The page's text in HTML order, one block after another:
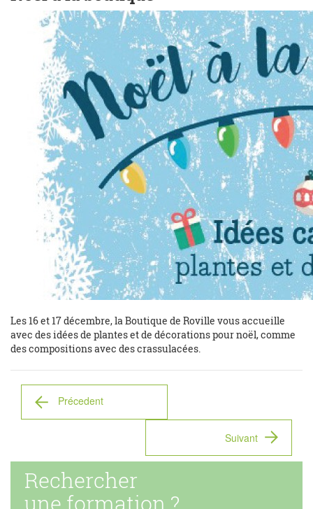
Les 16 et 17 décembre, la Boutique de Roville vous accueille
avec des idées de plantes et de décorations pour noël, comme
des compositions avec des crassulacées.
Précedent
Suivant
Rechercher
une formation ?